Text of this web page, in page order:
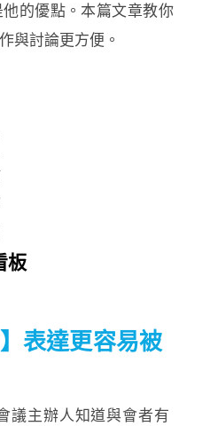
的優點。本篇文章教你
與討論更方便。
板
表達更容易被
議主辦人知道與會者有